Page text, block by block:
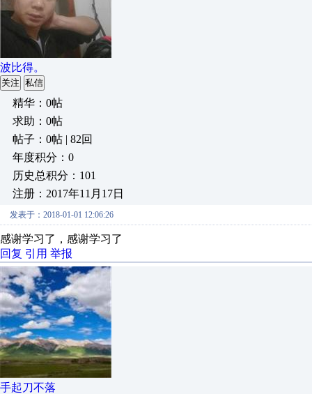
波比得。
关注 私信
精华：0帖
求助：0帖
帖子：0帖 | 82回
年度积分：0
历史总积分：101
注册：2017年11月17日
发表于：2018-01-01 12:06:26
感谢学习了，感谢学习了
回复 引用 举报
手起刀不落